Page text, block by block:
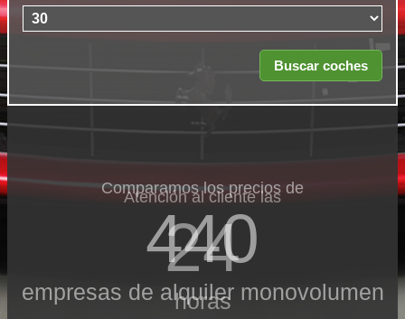
Comparamos los precios de
440
empresas de alquiler monovolumen
Atención al cliente las
24
horas